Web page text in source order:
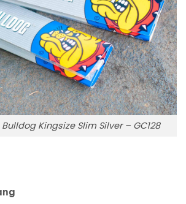
Kingsize Slim Silver – GC128